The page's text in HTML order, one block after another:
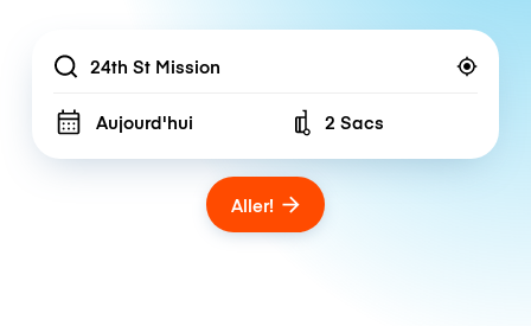
Location
Aujourd'hui Number of bags
2 Sacs
Aller!